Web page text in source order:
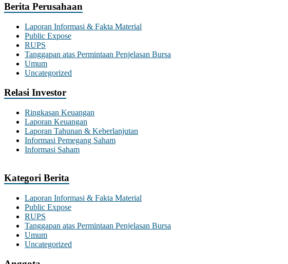
Berita Perusahaan
Laporan Informasi & Fakta Material
Public Expose
RUPS
Tanggapan atas Permintaan Penjelasan Bursa
Umum
Uncategorized
Relasi Investor
Ringkasan Keuangan
Laporan Keuangan
Laporan Tahunan & Keberlanjutan
Informasi Pemegang Saham
Informasi Saham
Kategori Berita
Laporan Informasi & Fakta Material
Public Expose
RUPS
Tanggapan atas Permintaan Penjelasan Bursa
Umum
Uncategorized